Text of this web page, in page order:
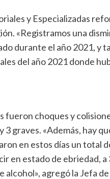
y Especializadas
«Registramos una
durante el año 2021, y
del año 2021 donde
fueron choques y
3 graves. «Además, hay
en estos días un total
en estado de ebriedad, a
alcohol», agregó la Jefa